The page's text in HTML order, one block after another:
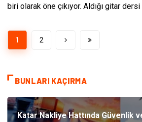
biri olarak öne çıkıyor. Aldığı gitar dersi
1 2
BUNLARI KAÇIRMA
Katar Nakliye Hattında Güvenlik